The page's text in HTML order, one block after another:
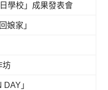
學校」成果發表會
娘家」
坊
」